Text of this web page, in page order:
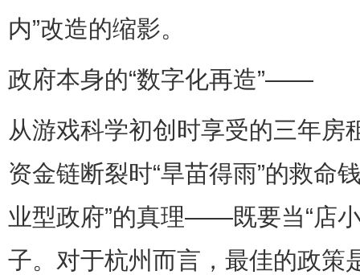
内”改造的缩影。
政府本身的“数字化再造”——
从游戏科学初创时享受的三年房
资金链断裂时“旱苗得雨”的救命
业型政府”的真理——既要当“店
子。对于杭州而言，最佳的政策